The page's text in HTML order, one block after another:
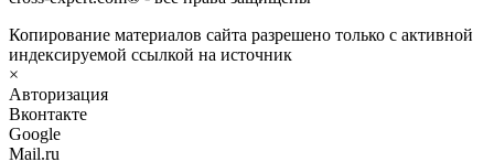
Копирование материалов сайта разрешено только с активной
индексируемой ссылкой на источник
×
Авторизация
Вконтакте
Google
Mail.ru